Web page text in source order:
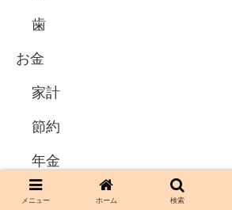
歯
お金
家計
節約
年金
投資
メニュー ホーム 検索